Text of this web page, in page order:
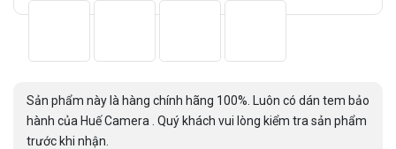
Sản phẩm này là hàng chính hãng 100%. Luôn có dán tem bảo
hành của Huế Camera . Quý khách vui lòng kiểm tra sản phẩm
trước khi nhận.